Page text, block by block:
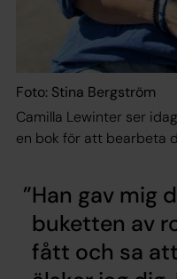
Foto: Stina Bergström
Camilla Lewinter ser
en bok för att bearbeta
Han gav mig
buketten av
fått och sa